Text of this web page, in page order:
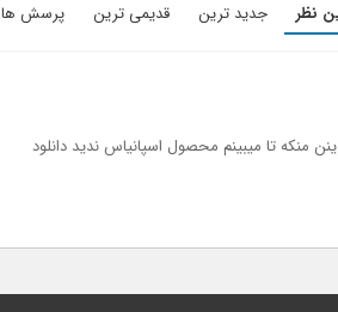
نظر جدید ترین قدیمی ترین پرسش ها
منکه تا میبینم محصول اسپانیاس ندید دانلود